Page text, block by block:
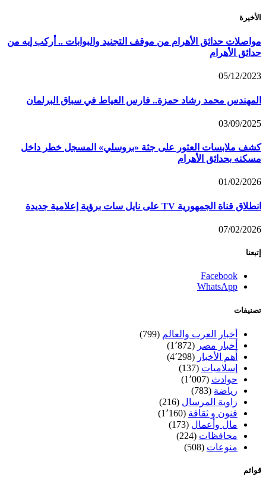
الأخيرة
مواصلات حدائق الأهرام من موقف التجنيد والبوابات .. أركب إيه من
حدائق الأهرام
05/12/2023
المهندس محمد رشاد حمزة.. فارس العياط في سباق البرلمان
03/09/2025
كشف ملابسات العثور على جثة «بروسلي» المسجل خطر داخل
مسكنه بحدائق الأهرام
01/02/2026
انطلاق قناة الجمهورية TV على نايل سات برؤية إعلامية جديدة
07/02/2026
إتبعنا
Facebook
WhatsApp
تصنيفات
أخبار العرب والعالم (799)
أخبار مصر (1٬872)
أهم الأخبار (4٬298)
إسلاميات (137)
حوادث (1٬007)
رياضة (783)
زاوية المرسال (216)
فنون و ثقافة (1٬160)
مال وأعمال (173)
محافظات (224)
منوعات (508)
قوائم